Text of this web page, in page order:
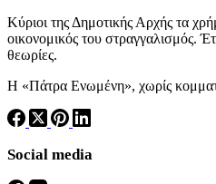
Κύριοι της Δημοτικής Αρχής τα
οικονομικός του στραγγαλισμός.
θεωρίες.
Η «Πάτρα Ενωμένη», χωρίς
Social media